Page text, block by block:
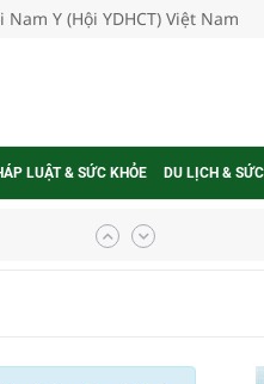
Y (Hội YDHCT) Việt Nam
LUẬT & SỨC KHỎE DU LỊCH &